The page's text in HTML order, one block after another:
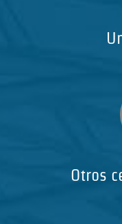
Otros